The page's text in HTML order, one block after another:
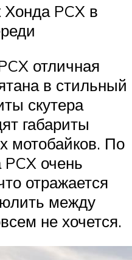
PCX в
отличная
в стильный
скутера
габариты
мотобайков. По
очень
отражается
между
не хочется.